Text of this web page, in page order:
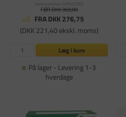
Varenummer: MIN22065
FØR DKK 369,00
FRA DKK 276,75
(DKK 221,40 ekskl. moms)
Læg i kurv
På lager - Levering 1-3
hverdage